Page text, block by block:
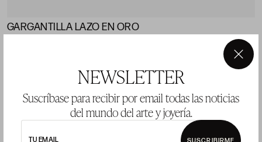
NEWSLETTER
Suscríbase para recibir por email todas las noticias
del mundo del arte y joyería.
TU EMAIL SUSCRIBIRME
×
GARGANTILLA LAZO EN ORO
LOTE 1106